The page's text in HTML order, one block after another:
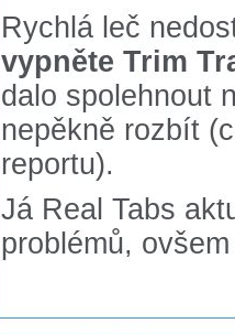
Rychlá leč
vypněte Trim
dalo spolehnout
nepěkně rozbít
reportu).
Já Real Tabs
problémů,